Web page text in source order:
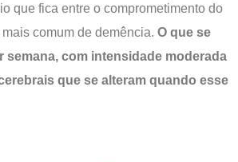
que fica entre o comprometimento do
mais comum de demência. O que se
com intensidade moderada
que se alteram quando esse